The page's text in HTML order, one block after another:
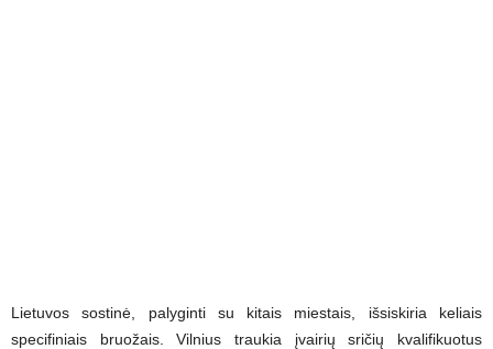
Lietuvos sostinė, palyginti su kitais miestais, išsiskiria keliais
specifiniais bruožais. Vilnius traukia įvairių sričių kvalifikuotus